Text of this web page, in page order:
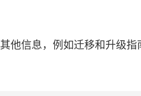
其他信息， 例如迁移和升级指